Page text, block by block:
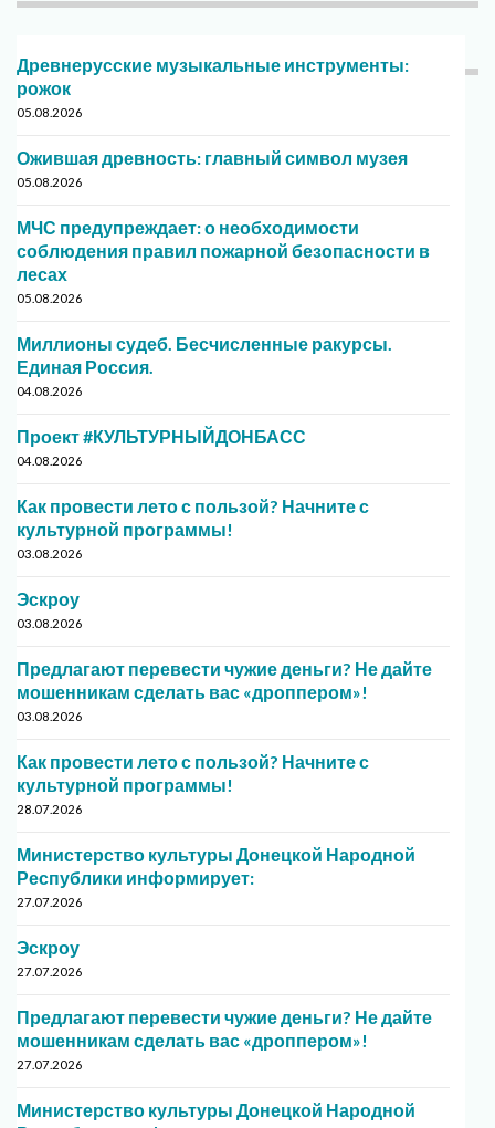
Древнерусские музыкальные инструменты:
рожок
05.08.2026
Ожившая древность: главный символ музея
05.08.2026
МЧС предупреждает: о необходимости
соблюдения правил пожарной безопасности в
лесах
05.08.2026
Миллионы судеб. Бесчисленные ракурсы.
Единая Россия.
04.08.2026
Проект #КУЛЬТУРНЫЙДОНБАСС
04.08.2026
Как провести лето с пользой? Начните с
культурной программы!
03.08.2026
Эскроу
03.08.2026
Предлагают перевести чужие деньги? Не дайте
мошенникам сделать вас «дроппером»!
03.08.2026
Как провести лето с пользой? Начните с
культурной программы!
28.07.2026
Министерство культуры Донецкой Народной
Республики информирует:
27.07.2026
Эскроу
27.07.2026
Предлагают перевести чужие деньги? Не дайте
мошенникам сделать вас «дроппером»!
27.07.2026
Министерство культуры Донецкой Народной